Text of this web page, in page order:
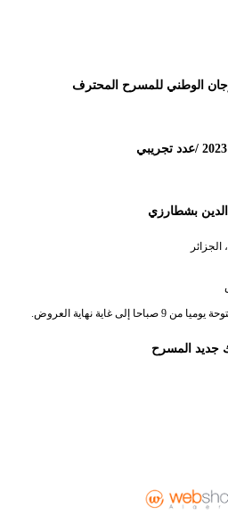
بشطارزي
غاية نهاية العروض.
جديد المسرح